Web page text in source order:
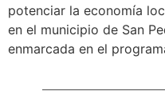
potenciar la economía
en el municipio de San
enmarcada en el